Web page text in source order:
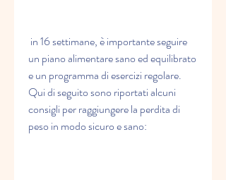
un piano alimentare sano ed equilibrato
e un programma di esercizi regolare.
Qui di seguito sono riportati alcuni
consigli per raggiungere la perdita di
peso in modo sicuro e sano: